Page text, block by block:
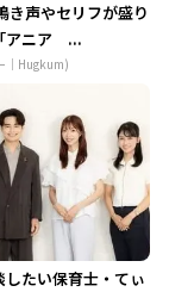
き声やセリフが盛り
アニア ...
｜Hugkum)
したい保育士・てぃ